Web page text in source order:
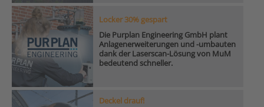
Locker 30% gespart
Die Purplan Engineering GmbH plant
Anlagenerweiterungen und -umbauten
dank der Laserscan-Lösung von MuM
bedeutend schneller.
Deckel drauf!